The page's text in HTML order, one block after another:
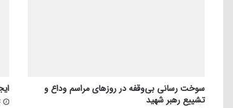
سوخت رسانی بی‌وقفه در روز‌های مراسم وداع و
تشییع رهبر شهید
4